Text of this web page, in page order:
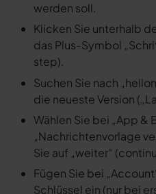
werden soll.
Klicken Sie unterhalb
das Plus-Symbol
step).
Suchen Sie nach
die neueste Version
Wählen Sie bei „App &
„Nachrichtenvorlage
Sie auf „weiter“
Fügen Sie bei
Schlüssel ein (nur bei